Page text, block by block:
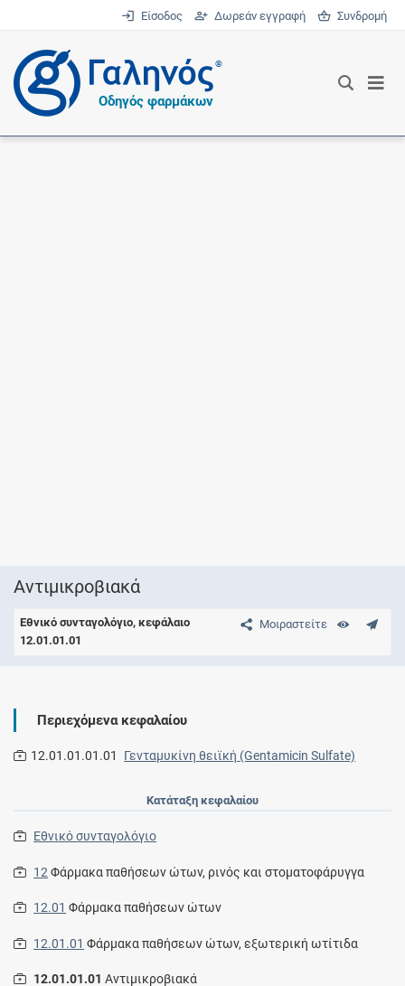
Είσοδος Δωρεάν εγγραφή Συνδρομή
®
Οδηγός φαρμάκων
Aντιμικροβιακά
Μοιραστείτε
Εθνικό συνταγολόγιο, κεφάλαιο
12.01.01.01
Περιεχόμενα κεφαλαίου
12.01.01.01.01 Γενταμυκίνη θειϊκή (Gentamicin Sulfate)
Κατάταξη κεφαλαίου
Εθνικό συνταγολόγιο
12 Φάρμακα παθήσεων ώτων, ρινός και στοματοφάρυγγα
12.01 Φάρμακα παθήσεων ώτων
12.01.01 Φάρμακα παθήσεων ώτων, εξωτερική ωτίτιδα
12.01.01.01 Aντιμικροβιακά